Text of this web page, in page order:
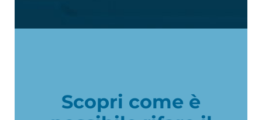
Scopri come è